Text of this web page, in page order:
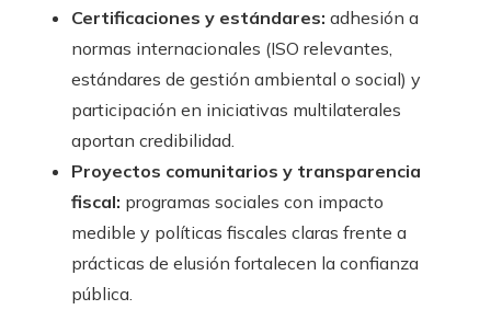
Certificaciones y estándares: adhesión a
normas internacionales (ISO relevantes,
estándares de gestión ambiental o social) y
participación en iniciativas multilaterales
aportan credibilidad.
Proyectos comunitarios y transparencia
fiscal: programas sociales con impacto
medible y políticas fiscales claras frente a
prácticas de elusión fortalecen la confianza
pública.